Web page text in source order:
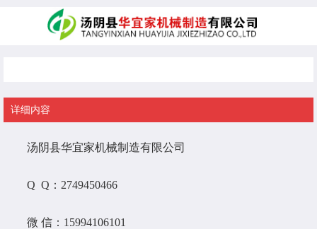
详细内容
汤阴县华宜家机械制造有限公司
Q Q：2749450466
微 信：15994106101